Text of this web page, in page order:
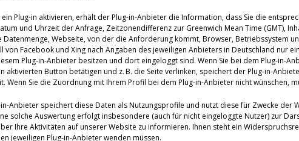
ein Plug-in aktivieren, erhält der Plug-in-Anbieter die Information, dass Sie die
und Uhrzeit der Anfrage, Zeitzonendifferenz zur Greenwich Mean Time (GMT),
Datenmenge, Webseite, von der die Anforderung kommt, Browser, Betriebssystem
von Facebook und Xing nach Angaben des jeweiligen Anbieters in Deutschland nur
Plug-in-Anbieter besitzen und dort eingeloggt sind. Wenn Sie bei dem Plug-in-
aktivierten Button betätigen und z. B. die Seite verlinken, speichert der Plug-in-
Wenn Sie die Zuordnung mit Ihrem Profil bei dem Plug-in-Anbieter nicht wünschen,
in-Anbieter speichert diese Daten als Nutzungsprofile und nutzt diese für Zwecke
solche Auswertung erfolgt insbesondere (auch für nicht eingeloggte Nutzer) zur
Ihre Aktivitäten auf unserer Website zu informieren. Ihnen steht ein
jeweiligen Plug-in-Anbieter wenden müssen.